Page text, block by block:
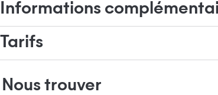
Informations
Tarifs
Nous trouver